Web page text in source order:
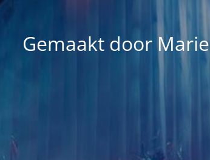
Gemaakt door Marie